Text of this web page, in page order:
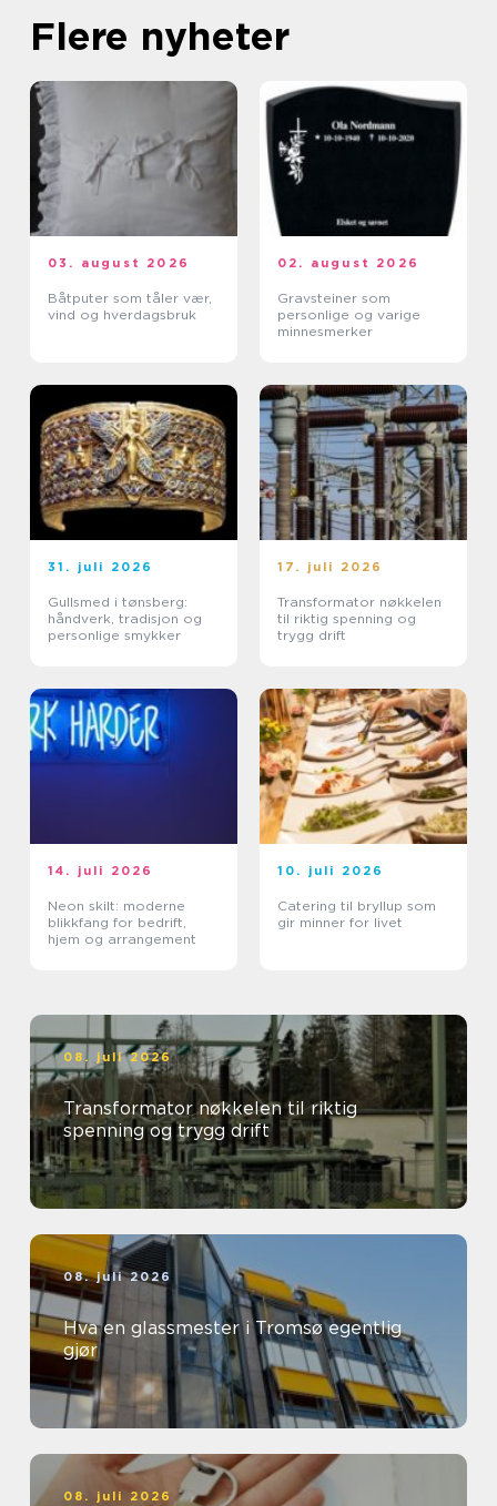
Flere nyheter
03. august 2026
Båtputer som tåler vær,
vind og hverdagsbruk
02. august 2026
Gravsteiner som
personlige og varige
minnesmerker
31. juli 2026
Gullsmed i tønsberg:
håndverk, tradisjon og
personlige smykker
17. juli 2026
Transformator nøkkelen
til riktig spenning og
trygg drift
14. juli 2026
Neon skilt: moderne
blikkfang for bedrift,
hjem og arrangement
10. juli 2026
Catering til bryllup som
gir minner for livet
08. juli 2026
Transformator nøkkelen til riktig
spenning og trygg drift
08. juli 2026
Hva en glassmester i Tromsø egentlig
gjør
08. juli 2026